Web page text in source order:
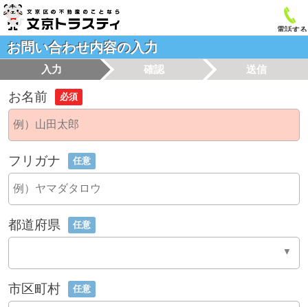
電話する
お問い合わせ内容の入力
入力 確認 送信
お名前 必須
フリガナ 任意
都道府県 任意
市区町村 任意